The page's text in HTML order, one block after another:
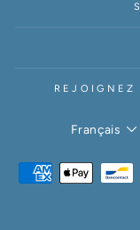
Français